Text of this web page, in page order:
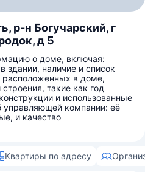
р-н Богучарский, г
д 5
о доме, включая:
здании, наличие и список
расположенных в доме,
такие как год
и использованные
компании: её
и качество
Квартиры по адресу